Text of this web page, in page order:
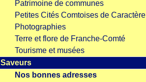
Patrimoine de communes
Petites Cités Comtoises de Caractère
Photographies
Terre et flore de Franche-Comté
Tourisme et musées
Saveurs
Nos bonnes adresses